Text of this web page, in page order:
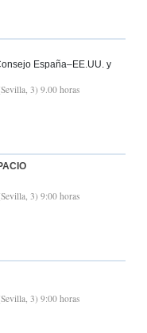
España–EE.UU. y
3) 9.00 horas
3) 9:00 horas
3) 9:00 horas